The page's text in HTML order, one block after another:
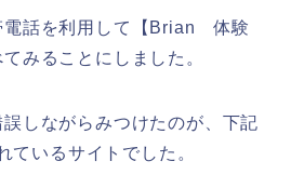
電話を利用して【Brian 体験
みることにしました。
しながらみつけたのが、下記
ているサイトでした。